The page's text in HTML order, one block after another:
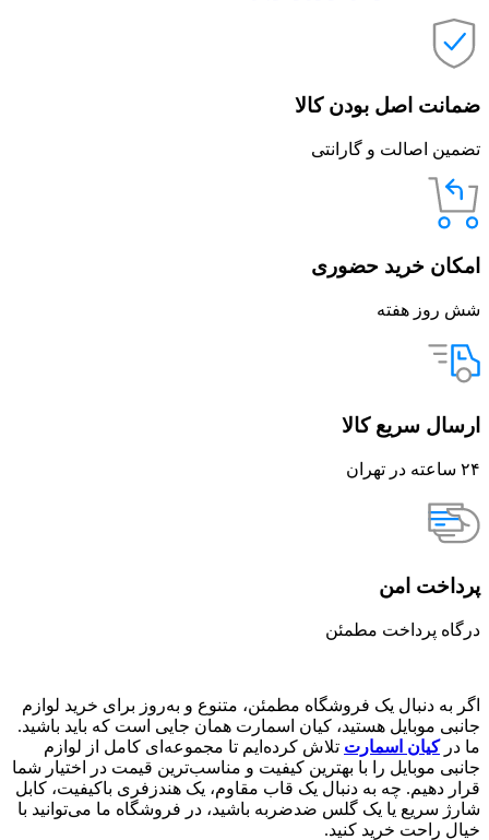
ضمانت اصل بودن کالا
تضمین اصالت و گارانتی
امکان خرید حضوری
شش روز هفته
ارسال سریع کالا
۲۴ ساعته در تهران
پرداخت امن
درگاه پرداخت مطمئن
اگر به دنبال یک فروشگاه مطمئن، متنوع و به‌روز برای خرید لوازم
جانبی موبایل هستید، کیان اسمارت همان جایی است که باید باشید.
ما درکیان اسمارت تلاش کرده‌ایم تا مجموعه‌ای کامل از لوازم
جانبی موبایل را با بهترین کیفیت و مناسب‌ترین قیمت در اختیار شما
قرار دهیم. چه به دنبال یک قاب مقاوم، یک هندزفری باکیفیت، کابل
شارژ سریع یا یک گلس ضدضربه باشید، در فروشگاه ما می‌توانید با
خیال راحت خرید کنید.